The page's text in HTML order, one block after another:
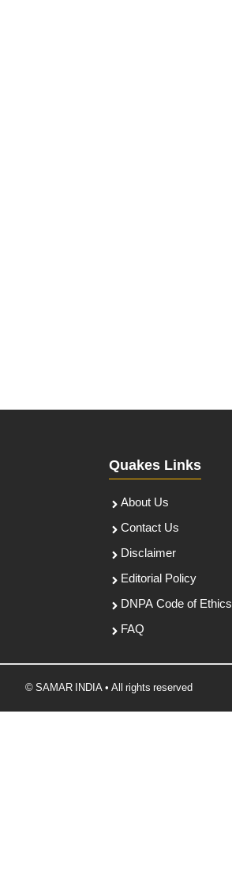
Quakes Links
About Us
Contact Us
Disclaimer
Editorial Policy
DNPA Code of Ethics
FAQ
© SAMAR INDIA • All rights reserved